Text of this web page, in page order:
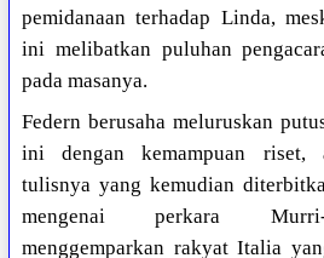
pemidanaan terhadap Linda,
ini melibatkan puluhan
pada masanya.
Federn berusaha meluruskan
ini dengan kemampuan riset,
tulisnya yang kemudian
mengenai perkara
menggemparkan rakyat Italia